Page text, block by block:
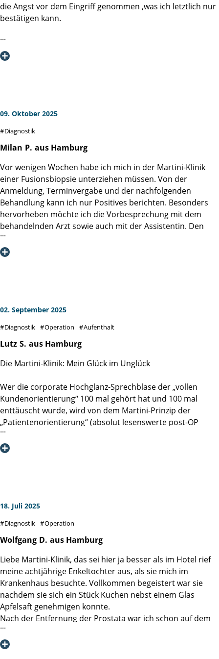
Ich kann die Martini-Klinik nur bestens empfehlen, denn da
wird man als Mensch wahrgenommen und nicht nur als
die Angst vor dem Eingriff genommen ,was ich letztlich nur
bestätigen kann.
An Alle die es noch vor sich haben - MAENNER, ES TUT
NICHT WEH !!!
bedanken !
09. Oktober 2025
Diagnostik
Milan P. aus Hamburg
Vor wenigen Wochen habe ich mich in der Martini-Klinik
einer Fusionsbiopsie unterziehen müssen. Von der
Anmeldung, Terminvergabe und der nachfolgenden
Behandlung kann ich nur Positives berichten. Besonders
hervorheben möchte ich die Vorbesprechung mit dem
behandelnden Arzt sowie auch mit der Assistentin. Den
Eingriff selbst führte der Arzt, Herr Jan Palec, sehr
professionell und äußerst einfühlsam aus, wofür ich mich
02. September 2025
Diagnostik Operation Aufenthalt
Lutz S. aus Hamburg
Die Martini-Klinik: Mein Glück im Unglück
Wer die corporate Hochglanz-Sprechblase der „vollen
Kundenorientierung“ 100 mal gehört hat und 100 mal
enttäuscht wurde, wird von dem Martini-Prinzip der
„Patientenorientierung“ (absolut lesenswerte post-OP
Lektüre: DAS MARTINI-PRINZIP, Spitzenmedizin durch
Spezialisierung, Ergebnistransparenz und
habe ich - entlang der gesamten Prozesskette von Check-In
bis Entlassung und als von jedem Mitarbeitenden mit jeder
Gedanken und die gute Implementierung derer, vor allem
aber erlebt man die durchgehend pro-aktive und
zugewandte Haltung aller Mitarbeitenden. Diese
Patientenorientierung habe ich als ein Puzzle mit vielen
kleinen Steinen und vor allem einer großen gemeinsamen
inneren Überzeugung wahrgenommen.
Neben der medizinischen Exzellenz, hat dies meine
18. Juli 2025
Diagnostik Operation
Wolfgang D. aus Hamburg
Liebe Martini-Klinik, das sei hier ja besser als im Hotel rief
meine achtjährige Enkeltochter aus, als sie mich im
Krankenhaus besuchte. Vollkommen begeistert war sie
nachdem sie sich ein Stück Kuchen nebst einem Glas
Apfelsaft genehmigen konnte.
Nach der Entfernung der Prostata war ich schon auf dem
Weg der Besserung, 5 Tage nach der OP konnte ich
entlassen werden.